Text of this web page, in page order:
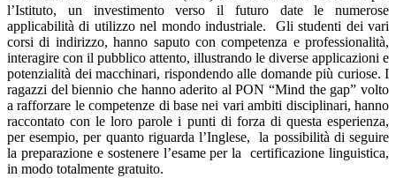
l’Istituto, un investimento verso il futuro date le numerose
applicabilità di utilizzo nel mondo industriale. Gli studenti dei vari
corsi di indirizzo, hanno saputo con competenza e professionalità,
interagire con il pubblico attento, illustrando le diverse applicazioni e
potenzialità dei macchinari, rispondendo alle domande più curiose. I
ragazzi del biennio che hanno aderito al PON “Mind the gap” volto
a rafforzare le competenze di base nei vari ambiti disciplinari, hanno
raccontato con le loro parole i punti di forza di questa esperienza,
per esempio, per quanto riguarda l’Inglese, la possibilità di seguire
la preparazione e sostenere l’esame per la certificazione linguistica,
in modo totalmente gratuito.